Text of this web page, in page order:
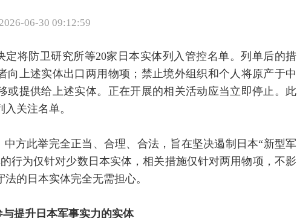
06-30 09:12:59
定将防卫研究所等20家日本实体列入管控名单。列单后的措
向上述实体出口两用物项；禁止境外组织和个人将原产于中
或提供给上述实体。正在开展的相关活动应当立即停止。此
关注名单。
方此举完全正当、合理、合法，旨在坚决遏制日本“新型军
行为仅针对少数日本实体，相关措施仅针对两用物项，不影
的日本实体完全无需担心。
提升日本军事实力的实体